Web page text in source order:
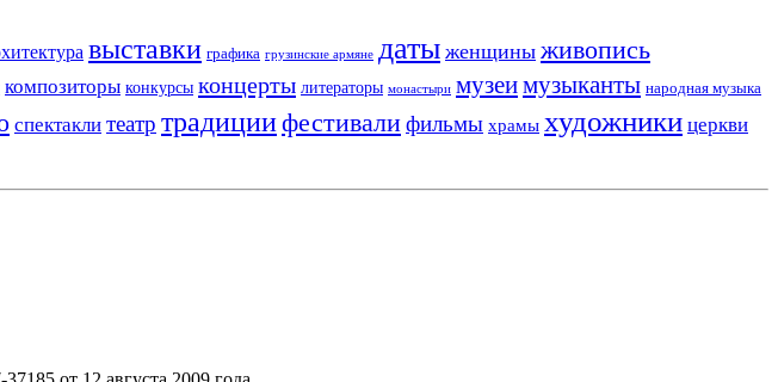
выставки графика грузинские армяне даты женщины живопись
композиторы конкурсы концерты литераторы монастыри музеимузыканты народная музыка
спектакли театр традициифестивалифильмы храмы художники церкви